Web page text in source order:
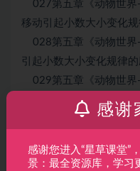
027第五章《动物世界
移动引起小数大小变化
028第五章《动物世界
引起小数大小变化规律
029第五章《动物世界
030第五章《动物世界-
031第五章《动物世界-
感谢
感谢您进入“星草课堂”
景：最全资源库，学习